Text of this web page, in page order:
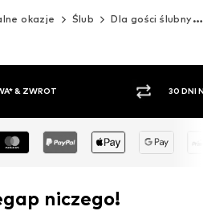
okazje Ślub Dla gości ślubnych
TOWARU
niczego!